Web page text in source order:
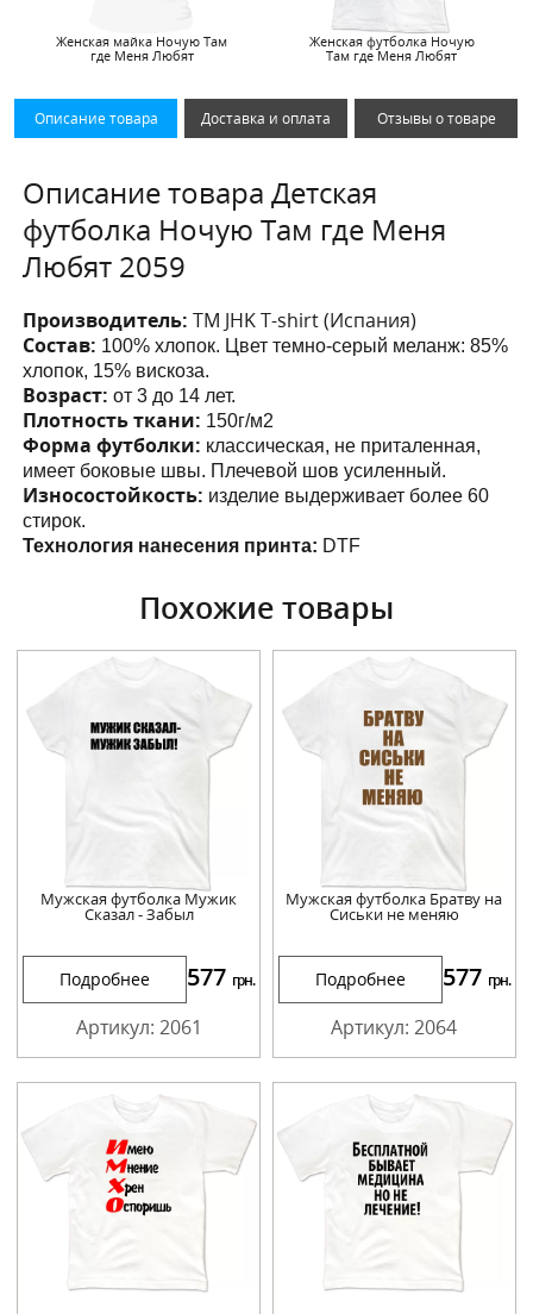
Женская майка Ночую Там
где Меня Любят
Женская футболка Ночую
Там где Меня Любят
Описание товара Доставка и оплата Отзывы о товаре
Описание товара Детская
футболка Ночую Там где Меня
Любят 2059
Производитель:ТМ JHK T-shirt (Испания)
Состав: 100% хлопок. Цвет темно-серый меланж: 85%
хлопок, 15% вискоза.
Возраст: от 3 до 14 лет.
Плотность ткани: 150г/м2
Форма футболки: классическая, не приталенная,
имеет боковые швы. Плечевой шов усиленный.
Износостойкость: изделие выдерживает более 60
стирок.
Технология нанесения принта: DTF
Похожие товары
Мужская футболка Мужик
Сказал - Забыл
Подробнее 577 грн.
Артикул: 2061
Мужская футболка Братву на
Сиськи не меняю
Подробнее 577 грн.
Артикул: 2064